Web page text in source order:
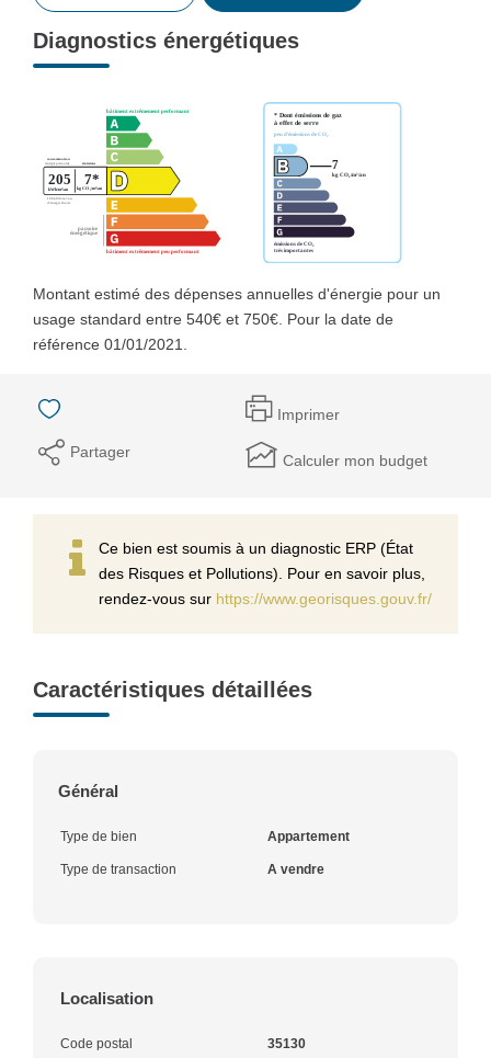
Diagnostics énergétiques
Montant estimé des dépenses annuelles d'énergie pour un
usage standard entre 540€ et 750€. Pour la date de
référence 01/01/2021.
Imprimer
Partager Calculer mon budget
Ce bien est soumis à un diagnostic ERP (État
des Risques et Pollutions). Pour en savoir plus,
rendez-vous sur https://www.georisques.gouv.fr/
Caractéristiques détaillées
Général
Type de bien Appartement
Type de transaction A vendre
Localisation
Code postal 35130